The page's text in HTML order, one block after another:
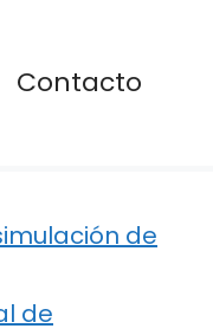
Contacto
de
de